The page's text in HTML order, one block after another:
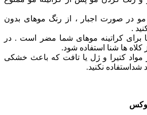
در صورت اجبار ، از رنگ موهای بدون
.
برای کراتینه موهای شما مضر است . در
ها شنا استفاده شود.
مواد کتیرا و ژل یا تافت که باعث خشکی
نکنید.